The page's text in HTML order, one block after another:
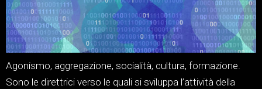
Agonismo, aggregazione, socialità, cultura, formazione.
Sono le direttrici verso le quali si sviluppa l’attività della